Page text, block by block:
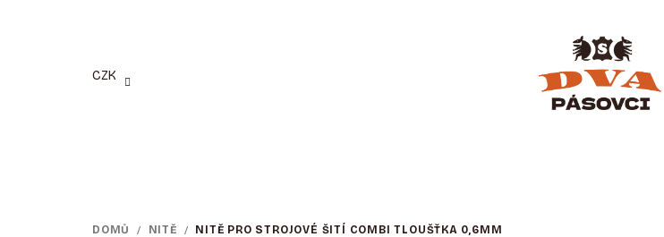
CZK
DOMŮ / NITĚ / NITĚ PRO STROJOVÉ ŠITÍ COMBI TLOUŠŤKA 0,6MM